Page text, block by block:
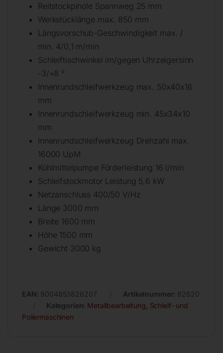
Reitstockpinole Spannweg 25 mm
Werkstücklänge max. 850 mm
Längsvorschub-Geschwindigkeit max. /
min. 4/0,1 m/min
Schleiftischwinkel im/gegen Uhrzeigersinn
-3/+8 °
Innenrundschleifwerkzeug max. 50x40x16
mm
Innenrundschleifwerkzeug min. 45x34x10
mm
Innenrundschleifwerkzeug Drehzahl max.
16000 UpM
Kühlmittelpumpe Förderleistung 16 l/min
Schleifstockmotor Leistung 5,6 kW
Netzanschluss 400/50 V/Hz
Länge 3000 mm
Breite 1600 mm
Höhe 1500 mm
Gewicht 3000 kg
EAN: 9004853826207 Artikelnummer: 82620
Kategorien: Metallbearbeitung Schleif- und
Poliermaschinen